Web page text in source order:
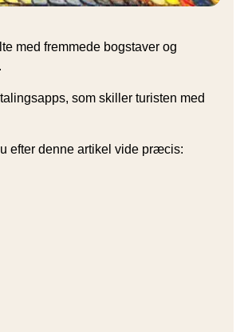
med fremmede bogstaver og
som skiller turisten med
efter denne artikel vide præcis: